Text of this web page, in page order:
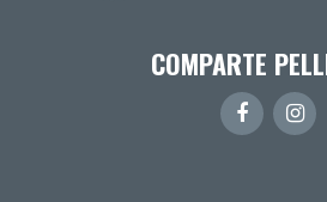
COMPARTE